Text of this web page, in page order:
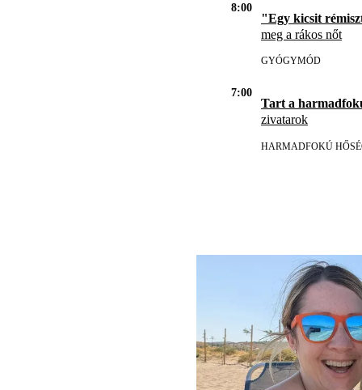
8:00
"Egy kicsit
meg a rákos nőt
GYÓGYMÓD
7:00
Tart a
zivatarok
HARMADFOKÚ